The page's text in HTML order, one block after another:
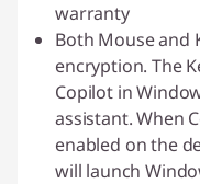
warranty
Both Mouse and
encryption. The
Copilot in
assistant. When
enabled on the
will launch